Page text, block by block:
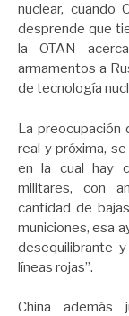
nuclear, cuando
desprende que
la OTAN
armamentos a
de tecnología
La preocupación
real y próxima,
en la cual hay
militares, con
cantidad de
municiones, esa
desequilibrante
líneas rojas”.
China